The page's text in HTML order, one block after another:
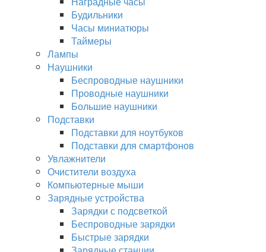
Будильники
Часы миниатюры
Таймеры
Лампы
Наушники
Беспроводные наушники
Проводные наушники
Большие наушники
Подставки
Подставки для ноутбуков
Подставки для смартфонов
Увлажнители
Очистители воздуха
Компьютерные мыши
Зарядные устройства
Зарядки с подсветкой
Беспроводные зарядки
Быстрые зарядки